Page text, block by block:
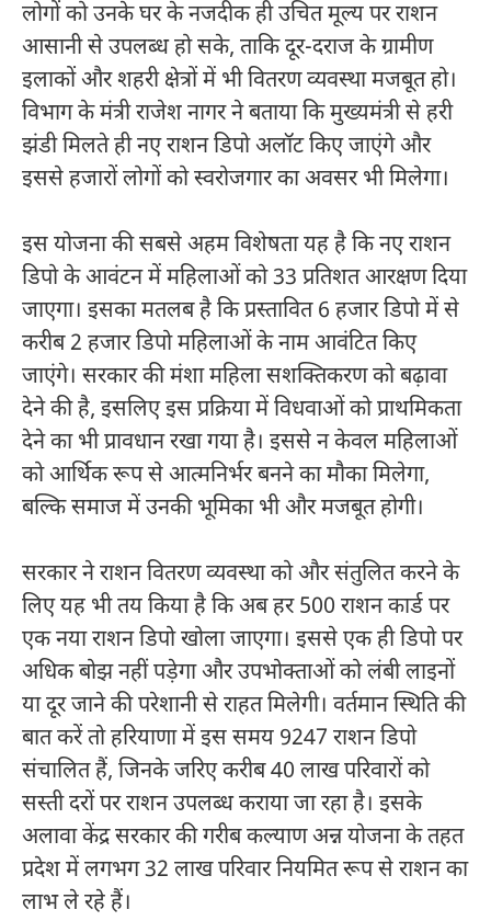
लोगों को उनके घर के नजदीक ही उचित मूल्य पर राशन
आसानी से उपलब्ध हो सके, ताकि दूर-दराज के ग्रामीण
इलाकों और शहरी क्षेत्रों में भी वितरण व्यवस्था मजबूत हो।
विभाग के मंत्री राजेश नागर ने बताया कि मुख्यमंत्री से हरी
झंडी मिलते ही नए राशन डिपो अलॉट किए जाएंगे और
इससे हजारों लोगों को स्वरोजगार का अवसर भी मिलेगा।
इस योजना की सबसे अहम विशेषता यह है कि नए राशन
डिपो के आवंटन में महिलाओं को 33 प्रतिशत आरक्षण दिया
जाएगा। इसका मतलब है कि प्रस्तावित 6 हजार डिपो में से
करीब 2 हजार डिपो महिलाओं के नाम आवंटित किए
जाएंगे। सरकार की मंशा महिला सशक्तिकरण को बढ़ावा
देने की है, इसलिए इस प्रक्रिया में विधवाओं को प्राथमिकता
देने का भी प्रावधान रखा गया है। इससे न केवल महिलाओं
को आर्थिक रूप से आत्मनिर्भर बनने का मौका मिलेगा,
बल्कि समाज में उनकी भूमिका भी और मजबूत होगी।
सरकार ने राशन वितरण व्यवस्था को और संतुलित करने के
लिए यह भी तय किया है कि अब हर 500 राशन कार्ड पर
एक नया राशन डिपो खोला जाएगा। इससे एक ही डिपो पर
अधिक बोझ नहीं पड़ेगा और उपभोक्ताओं को लंबी लाइनों
या दूर जाने की परेशानी से राहत मिलेगी। वर्तमान स्थिति की
बात करें तो हरियाणा में इस समय 9247 राशन डिपो
संचालित हैं, जिनके जरिए करीब 40 लाख परिवारों को
सस्ती दरों पर राशन उपलब्ध कराया जा रहा है। इसके
अलावा केंद्र सरकार की गरीब कल्याण अन्न योजना के तहत
प्रदेश में लगभग 32 लाख परिवार नियमित रूप से राशन का
लाभ ले रहे हैं।